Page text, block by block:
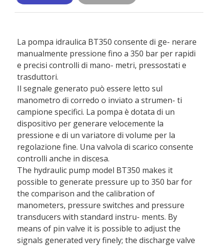
La pompa idraulica BT350 consente di ge- nerare
manualmente pressione fino a 350 bar per rapidi
e precisi controlli di mano- metri, pressostati e
trasduttori.
Il segnale generato può essere letto sul
manometro di corredo o inviato a strumen- ti
campione specifici. La pompa è dotata di un
dispositivo per generare velocemente la
pressione e di un variatore di volume per la
regolazione fine. Una valvola di scarico consente
controlli anche in discesa.
The hydraulic pump model BT350 makes it
possible to generate pressure up to 350 bar for
the comparison and the calibration of
manometers, pressure switches and pressure
transducers with standard instru- ments. By
means of pin valve it is possible to adjust the
signals generated very finely; the discharge valve